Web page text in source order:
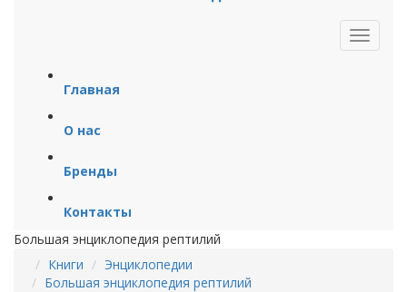
Главная
О нас
Бренды
Контакты
Большая энциклопедия рептилий
Книги
Энциклопедии
Большая энциклопедия рептилий